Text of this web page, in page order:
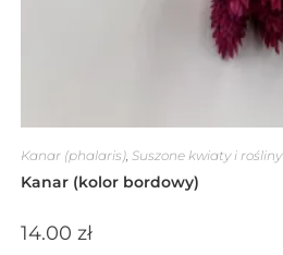
Kanar (phalaris), Suszone kwiaty i rośliny
Kanar (kolor bordowy)
14.00 zł